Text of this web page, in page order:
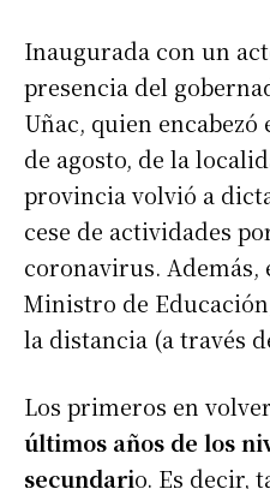
Inaugurada con un
presencia del
Uñac, quien encabezó
de agosto, de la
provincia volvió a
cese de actividades
coronavirus. Además,
Ministro de
la distancia (a través
Los primeros en
últimos años de los
secundario. Es decir,